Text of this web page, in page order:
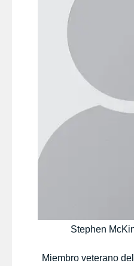
Stephen
Miembro veterano